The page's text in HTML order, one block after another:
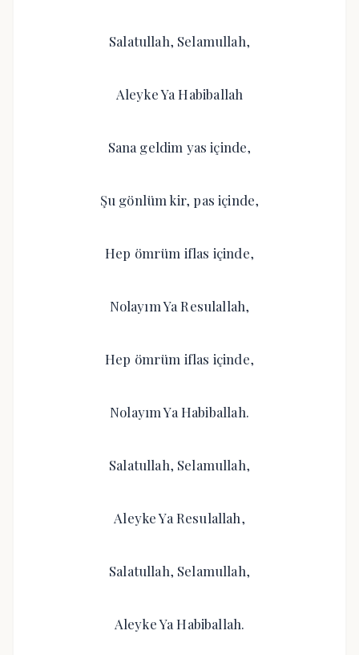
Salatullah, Selamullah,
Aleyke Ya Habiballah
Sana geldim yas içinde,
Şu gönlüm kir, pas içinde,
Hep ömrüm iflas içinde,
Nolayım Ya Resulallah,
Hep ömrüm iflas içinde,
Nolayım Ya Habiballah.
Salatullah, Selamullah,
Aleyke Ya Resulallah,
Salatullah, Selamullah,
Aleyke Ya Habiballah.